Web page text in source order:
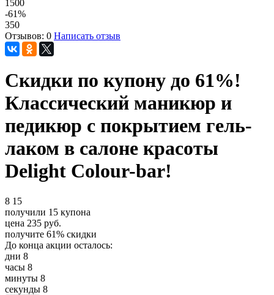
1500
-61%
350
Отзывов: 0 Написать отзыв
Скидки по купону до 61%!
Классический маникюр и
педикюр с покрытием гель-
лаком в салоне красоты
Delight Colour-bar!
8 15
получили 15 купона
цена 235 руб.
получите 61% скидки
До конца акции осталось:
дни 8
часы 8
минуты 8
секунды 8